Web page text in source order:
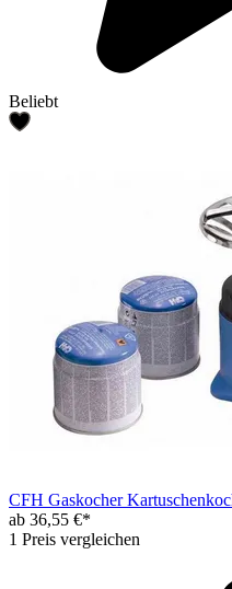
Beliebt
CFH Gaskocher
ab 36,55 €*
1 Preis vergleichen